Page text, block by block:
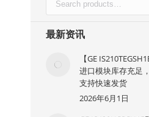
最新资讯
【GE
进口模块库存充足
支持快速发货
2026年6月1日